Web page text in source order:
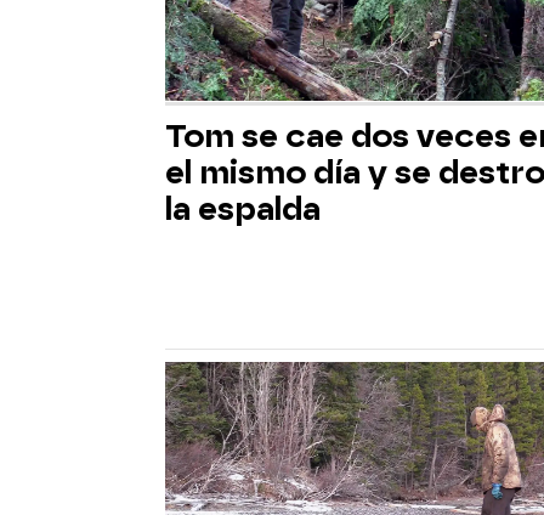
Tom se cae dos veces
el mismo día y se
la espalda